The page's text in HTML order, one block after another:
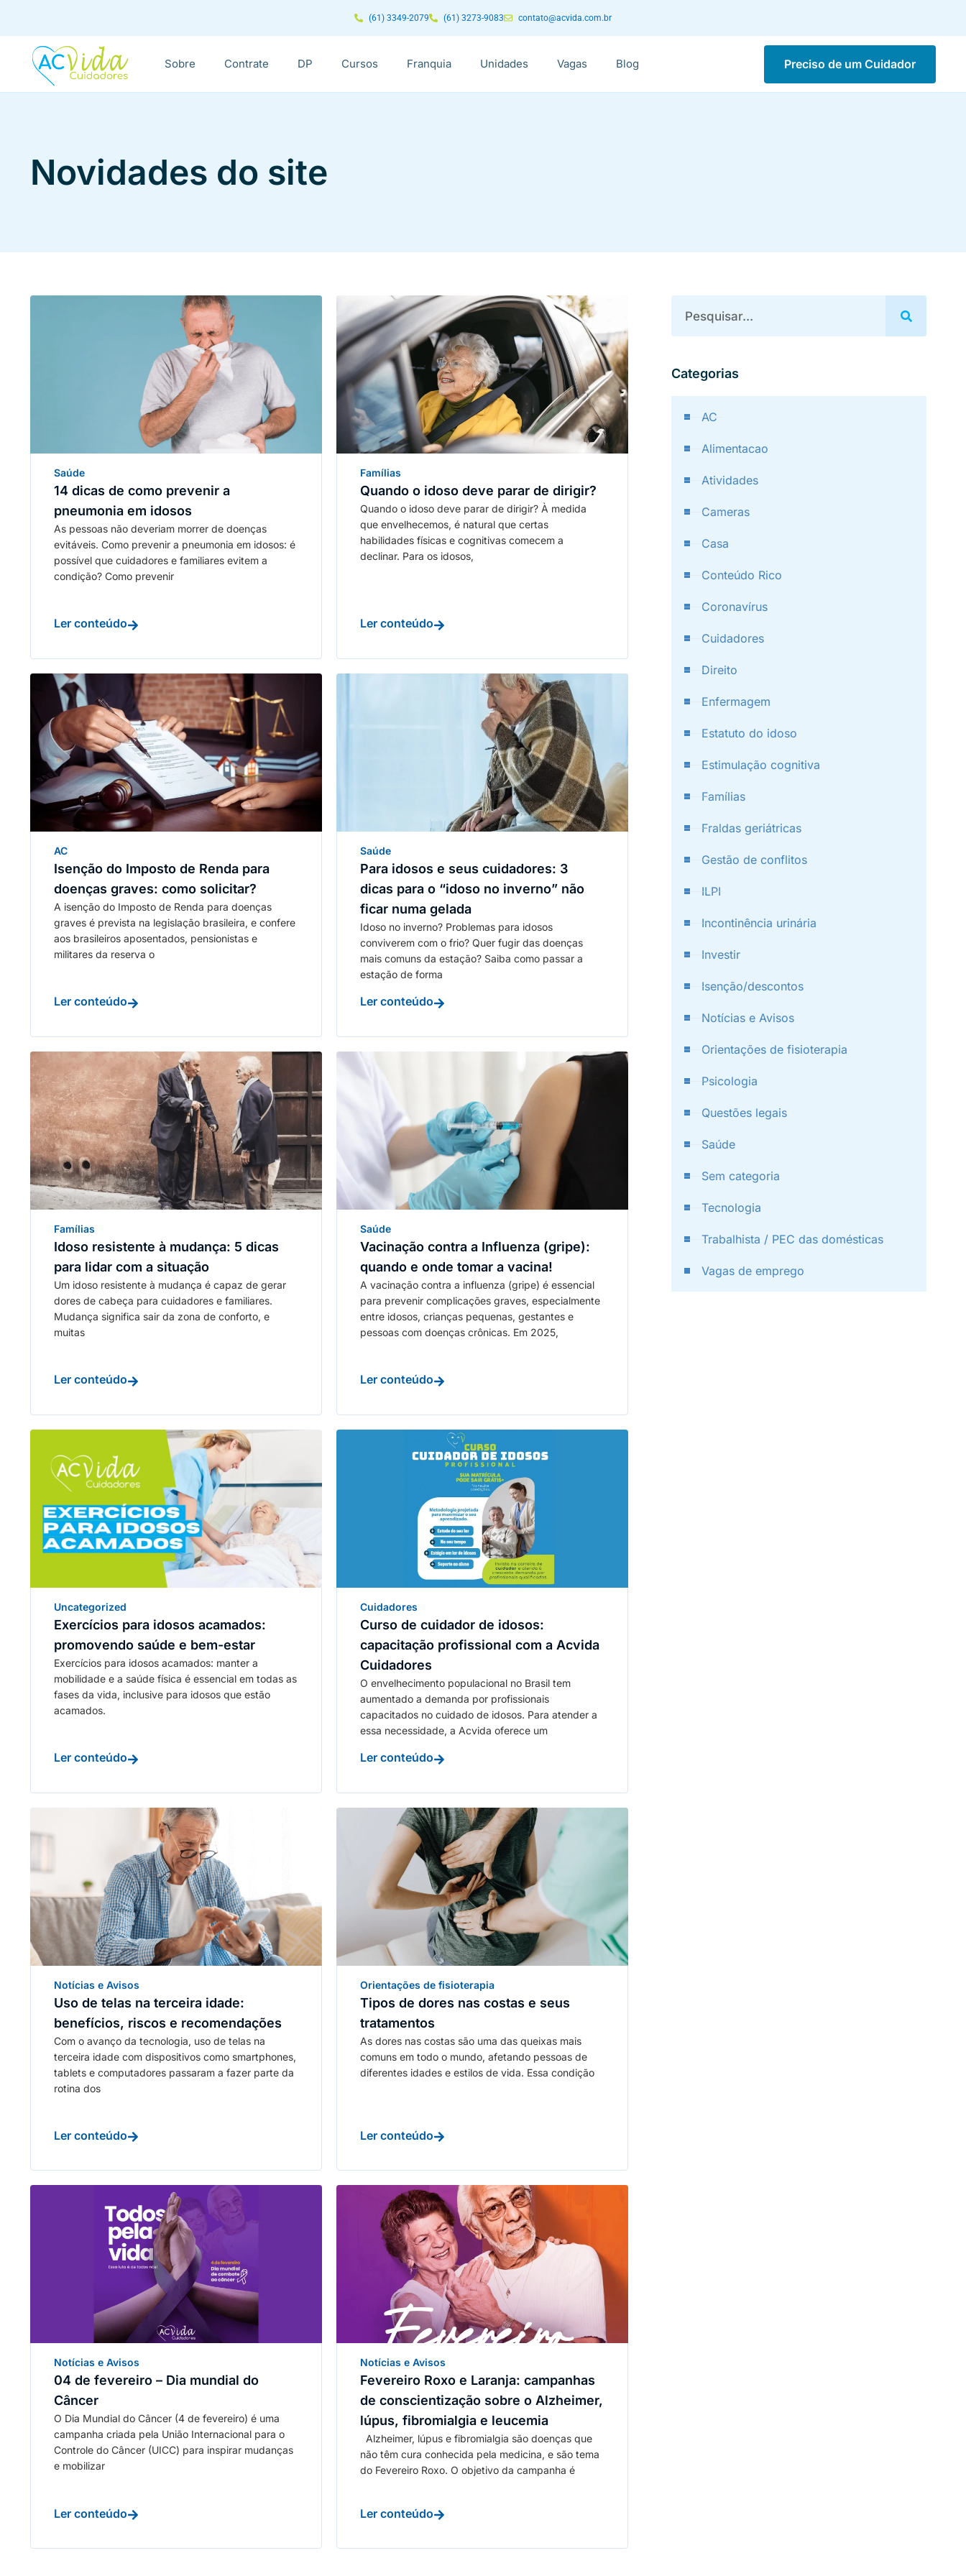
(61) 3349-2079 (61) 3273-9083 contato@acvida.com.br
Sobre Contrate DP Cursos Franquia Unidades Vagas Blog Preciso de um Cuidador
Novidades do site
Saúde
14 dicas de como prevenir a
pneumonia em idosos
As pessoas não deveriam morrer de doenças
evitáveis. Como prevenir a pneumonia em idosos: é
possível que cuidadores e familiares evitem a
condição? Como prevenir
Ler conteúdo
Famílias
Quando o idoso deve parar de dirigir?
Quando o idoso deve parar de dirigir? À medida
que envelhecemos, é natural que certas
habilidades físicas e cognitivas comecem a
declinar. Para os idosos,
Ler conteúdo
AC
Isenção do Imposto de Renda para
doenças graves: como solicitar?
A isenção do Imposto de Renda para doenças
graves é prevista na legislação brasileira, e confere
aos brasileiros aposentados, pensionistas e
militares da reserva o
Ler conteúdo
Saúde
Para idosos e seus cuidadores: 3
dicas para o “idoso no inverno” não
ficar numa gelada
Idoso no inverno? Problemas para idosos
conviverem com o frio? Quer fugir das doenças
mais comuns da estação? Saiba como passar a
estação de forma
Ler conteúdo
Famílias
Idoso resistente à mudança: 5 dicas
para lidar com a situação
Um idoso resistente à mudança é capaz de gerar
dores de cabeça para cuidadores e familiares.
Mudança significa sair da zona de conforto, e
muitas
Ler conteúdo
Saúde
Vacinação contra a Influenza (gripe):
quando e onde tomar a vacina!
A vacinação contra a influenza (gripe) é essencial
para prevenir complicações graves, especialmente
entre idosos, crianças pequenas, gestantes e
pessoas com doenças crônicas. Em 2025,
Ler conteúdo
Uncategorized
Exercícios para idosos acamados:
promovendo saúde e bem-estar
Exercícios para idosos acamados: manter a
mobilidade e a saúde física é essencial em todas as
fases da vida, inclusive para idosos que estão
acamados.
Ler conteúdo
Cuidadores
Curso de cuidador de idosos:
capacitação profissional com a Acvida
Cuidadores
O envelhecimento populacional no Brasil tem
aumentado a demanda por profissionais
capacitados no cuidado de idosos. Para atender a
essa necessidade, a Acvida oferece um
Ler conteúdo
Notícias e Avisos
Uso de telas na terceira idade:
benefícios, riscos e recomendações
Com o avanço da tecnologia, uso de telas na
terceira idade com dispositivos como smartphones,
tablets e computadores passaram a fazer parte da
rotina dos
Ler conteúdo
Orientações de fisioterapia
Tipos de dores nas costas e seus
tratamentos
As dores nas costas são uma das queixas mais
comuns em todo o mundo, afetando pessoas de
diferentes idades e estilos de vida. Essa condição
Ler conteúdo
Notícias e Avisos
04 de fevereiro – Dia mundial do
Câncer
O Dia Mundial do Câncer (4 de fevereiro) é uma
campanha criada pela União Internacional para o
Controle do Câncer (UICC) para inspirar mudanças
e mobilizar
Ler conteúdo
Notícias e Avisos
Fevereiro Roxo e Laranja: campanhas
de conscientização sobre o Alzheimer,
lúpus, fibromialgia e leucemia
Alzheimer, lúpus e fibromialgia são doenças que
não têm cura conhecida pela medicina, e são tema
do Fevereiro Roxo. O objetivo da campanha é
Ler conteúdo
Categorias
AC
Alimentacao
Atividades
Cameras
Casa
Conteúdo Rico
Coronavírus
Cuidadores
Direito
Enfermagem
Estatuto do idoso
Estimulação cognitiva
Famílias
Fraldas geriátricas
Gestão de conflitos
ILPI
Incontinência urinária
Investir
Isenção/descontos
Notícias e Avisos
Orientações de fisioterapia
Psicologia
Questões legais
Saúde
Sem categoria
Tecnologia
Trabalhista / PEC das domésticas
Vagas de emprego